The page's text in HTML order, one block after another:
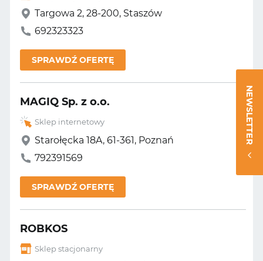
Targowa 2, 28-200, Staszów
692323323
SPRAWDŹ OFERTĘ
MAGIQ Sp. z o.o.
Sklep internetowy
Starołęcka 18A, 61-361, Poznań
792391569
SPRAWDŹ OFERTĘ
ROBKOS
Sklep stacjonarny
NEWSLETTER